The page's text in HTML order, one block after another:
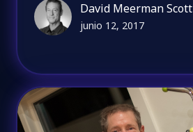
David Meerman Scott
junio 12, 2017